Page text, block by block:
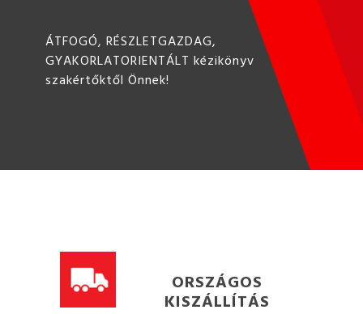
ÁTFOGÓ, RÉSZLETGAZDAG,
GYAKORLATORIENTÁLT kézikönyv
szakértőktől Önnek!
ORSZÁGOS
KISZÁLLÍTÁS